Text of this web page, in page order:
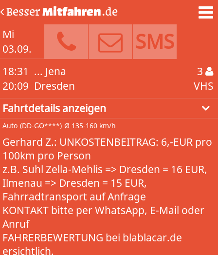
BesserMitfahren.de
Mi
03.09.
SMS
18:31
20:09
... Jena
Dresden
3
VHS
Fahrtdetails anzeigen
Auto (DD-GO****) Ø 135-160 km/h
Gerhard Z.: UNKOSTENBEITRAG: 6,-EUR pro
100km pro Person
z.B. Suhl Zella-Mehlis => Dresden = 16 EUR,
Ilmenau => Dresden = 15 EUR,
Fahrradtransport auf Anfrage
KONTAKT bitte per WhatsApp, E-Mail oder
Anruf
FAHRERBEWERTUNG bei blablacar.de
ersichtlich.